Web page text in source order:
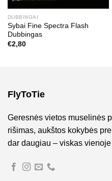
DUBBINGAI
Sybai Fine Spectra Flash
Dubbingas
€2,80
FlyToTie
Geresnės vietos muselinės
rišimas, aukštos kokybės
dar daugiau – viskas